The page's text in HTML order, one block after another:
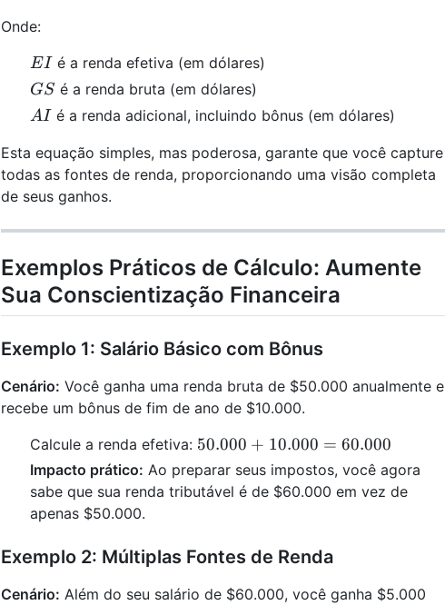
Onde:
EI
EIé a renda efetiva (em dólares)
GS
GS é a renda bruta (em dólares)
AI
AIé a renda adicional, incluindo bônus (em dólares)
Esta equação simples, mas poderosa, garante que você capture
todas as fontes de renda, proporcionando uma visão completa
de seus ganhos.
Exemplos Práticos de Cálculo: Aumente
Sua Conscientização Financeira
Exemplo 1: Salário Básico com Bônus
Cenário: Você ganha uma renda bruta de $50.000 anualmente e
recebe um bônus de fim de ano de $10.000.
Calcule a renda efetiva: 50.000
+
10.000
50.000 + 10.000 = 60.000
Impacto prático: Ao preparar seus impostos, você agora
sabe que sua renda tributável é de $60.000 em vez de
apenas $50.000.
Exemplo 2: Múltiplas Fontes de Renda
Cenário: Além do seu salário de $60.000, você ganha $5.000